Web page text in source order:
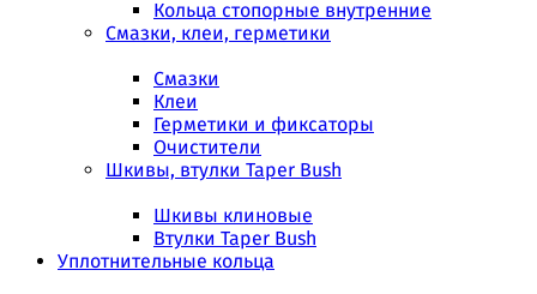
Кольца стопорные внутренние
Смазки, клеи, герметики
Смазки
Клеи
Герметики и фиксаторы
Очистители
Шкивы, втулки Taper Bush
Шкивы клиновые
Втулки Taper Bush
Уплотнительные кольца